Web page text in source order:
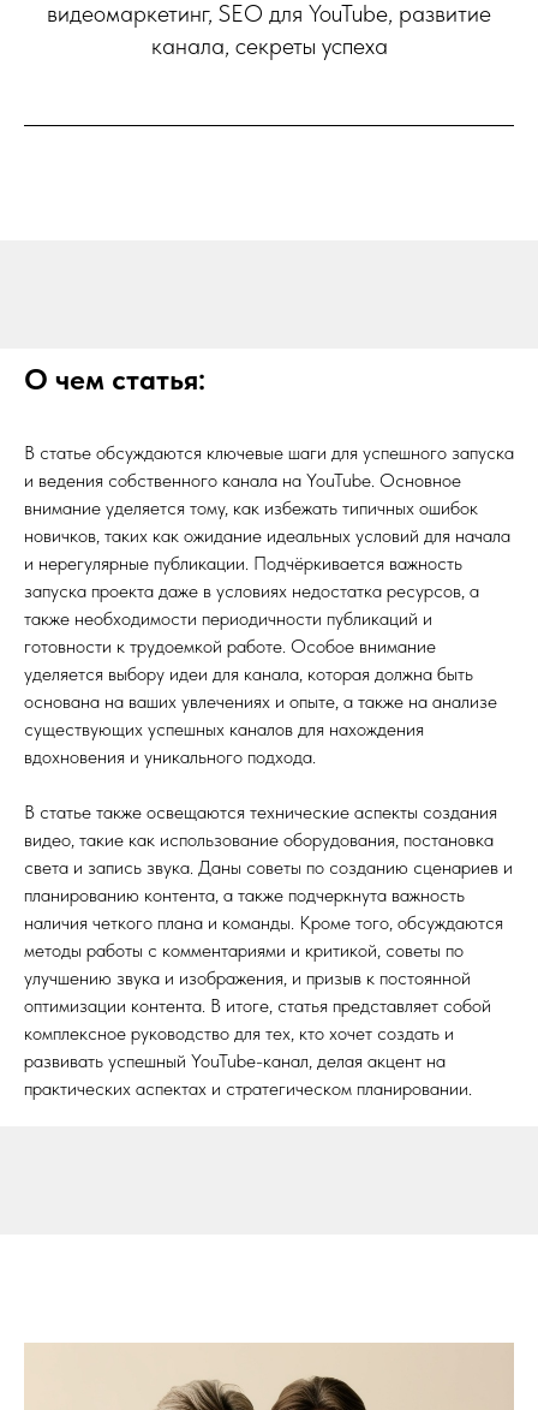
видеомаркетинг, SEO для YouTube, развитие
канала, секреты успеха
О чем статья:
В статье обсуждаются ключевые шаги для успешного запуска
и ведения собственного канала на YouTube. Основное
внимание уделяется тому, как избежать типичных ошибок
новичков, таких как ожидание идеальных условий для начала
и нерегулярные публикации. Подчёркивается важность
запуска проекта даже в условиях недостатка ресурсов, а
также необходимости периодичности публикаций и
готовности к трудоемкой работе. Особое внимание
уделяется выбору идеи для канала, которая должна быть
основана на ваших увлечениях и опыте, а также на анализе
существующих успешных каналов для нахождения
вдохновения и уникального подхода.
В статье также освещаются технические аспекты создания
видео, такие как использование оборудования, постановка
света и запись звука. Даны советы по созданию сценариев и
планированию контента, а также подчеркнута важность
наличия четкого плана и команды. Кроме того, обсуждаются
методы работы с комментариями и критикой, советы по
улучшению звука и изображения, и призыв к постоянной
оптимизации контента. В итоге, статья представляет собой
комплексное руководство для тех, кто хочет создать и
развивать успешный YouTube-канал, делая акцент на
практических аспектах и стратегическом планировании.